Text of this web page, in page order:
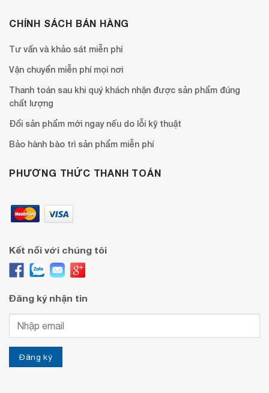
CHÍNH SÁCH BÁN HÀNG
Tư vấn và khảo sát miễn phí
Vận chuyển miễn phí mọi nơi
Thanh toán sau khi quý khách nhận được sản phẩm đúng
chất lượng
Đổi sản phẩm mới ngay nếu do lỗi kỹ thuật
Bảo hành bào trì sản phẩm miễn phí
PHƯƠNG THỨC THANH TOÁN
Kết nối với chúng tôi
Đăng ký nhận tin